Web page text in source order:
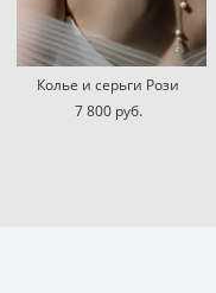
Колье и серьги Рози
7 800 pуб.